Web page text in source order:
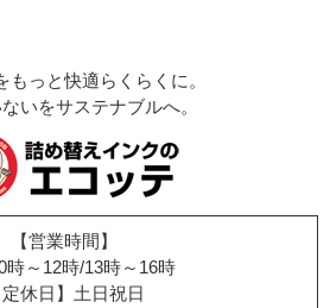
もっと快適らくらくに。
いをサステナブルへ。
【営業時間】
時～12時/13時～16時
定休日】土日祝日